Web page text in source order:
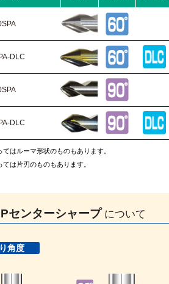
DLC
DLC
てはルーマ形状のものもあります。
ては片刃のものもあります。
センターシャープ について
角度